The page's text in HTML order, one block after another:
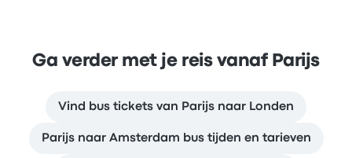
Ga verder met je reis vanaf Parijs
Vind bus tickets van Parijs naar Londen
Parijs naar Amsterdam bus tijden en tarieven